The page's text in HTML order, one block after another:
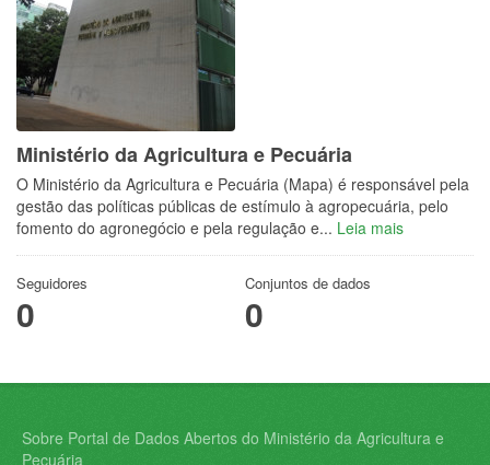
Ministério da Agricultura e Pecuária
O Ministério da Agricultura e Pecuária (Mapa) é responsável pela
gestão das políticas públicas de estímulo à agropecuária, pelo
fomento do agronegócio e pela regulação e... Leia mais
Seguidores
0
Conjuntos de dados
0
Sobre Portal de Dados Abertos do Ministério da Agricultura e
Pecuária